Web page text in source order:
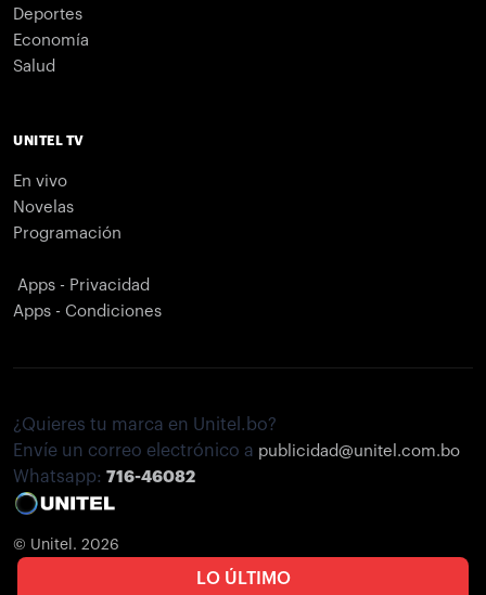
LO ÚLTIMO
Deportes
Economía
Salud
UNITEL TV
En vivo
Novelas
Programación
Apps - Privacidad
Apps - Condiciones
¿Quieres tu marca en Unitel.bo?
Envíe un correo electrónico a publicidad@unitel.com.bo
Whatsapp: 716-46082
© Unitel. 2026